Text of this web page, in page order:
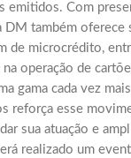
emitidos. Com
DM também
de microcrédito,
na operação de
gama cada vez
reforça esse
sua atuação e
realizado um